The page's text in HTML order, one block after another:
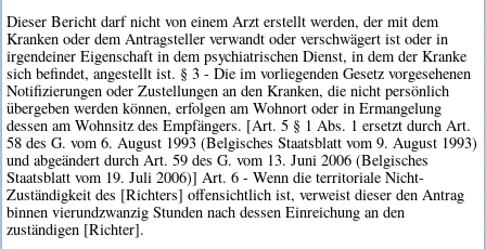
Dieser Bericht darf nicht von einem Arzt erstellt werden, der mit dem
Kranken oder dem Antragsteller verwandt oder verschwägert ist oder in
irgendeiner Eigenschaft in dem psychiatrischen Dienst, in dem der Kranke
sich befindet, angestellt ist. § 3 - Die im vorliegenden Gesetz vorgesehenen
Notifizierungen oder Zustellungen an den Kranken, die nicht persönlich
übergeben werden können, erfolgen am Wohnort oder in Ermangelung
dessen am Wohnsitz des Empfängers. [Art. 5 § 1 Abs. 1 ersetzt durch Art.
58 des G. vom 6. August 1993 (Belgisches Staatsblatt vom 9. August 1993)
und abgeändert durch Art. 59 des G. vom 13. Juni 2006 (Belgisches
Staatsblatt vom 19. Juli 2006)] Art. 6 - Wenn die territoriale Nicht-
Zuständigkeit des [Richters] offensichtlich ist, verweist dieser den Antrag
binnen vierundzwanzig Stunden nach dessen Einreichung an den
zuständigen [Richter].